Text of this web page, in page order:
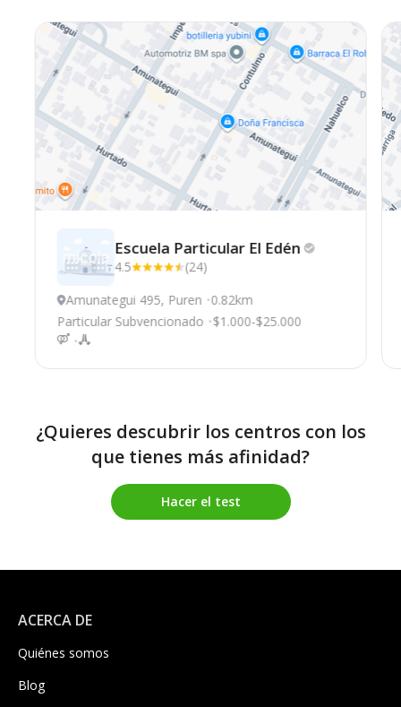
Escuela Particular El Edén
4.5
(24)
Amunategui 495, Puren 0.82km
Particular Subvencionado $1.000-$25.000
¿Quieres descubrir los centros con los
que tienes más afinidad?
Hacer el test
ACERCA DE
Quiénes somos
Blog